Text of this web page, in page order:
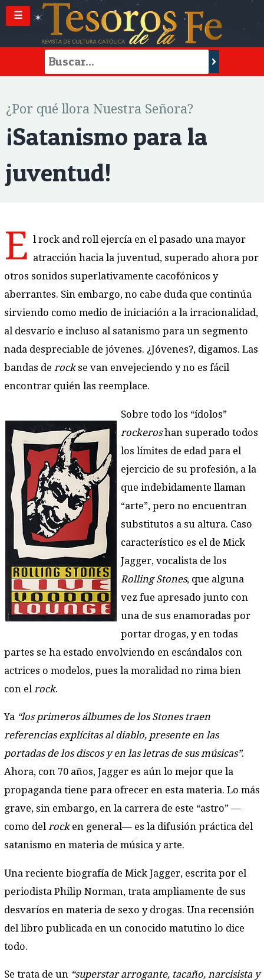
☰
¿Por qué llora Nuestra Señora?
¡Satanismo para la
juventud!
E l rock and roll ejercía en el pasado una mayor
atracción hacia la juventud, superado ahora por
otros sonidos superlativamente cacofónicos y
aberrantes. Sin embargo, no cabe duda que continúa
sirviendo como medio de iniciación a la irracionalidad,
al desvarío e incluso al satanismo para un segmento
nada despreciable de jóvenes. ¿Jóvenes?, digamos. Las
bandas de rockse van envejeciendo y no es fácil
encontrar quién las reemplace.
Sobre todo los “ídolos”
rockeroshan superado todos
los límites de edad para el
ejercicio de su profesión, a la
que indebidamente llaman
“arte”, pero no encuentran
substitutos a su altura. Caso
característico es el de Mick
Jagger, vocalista de los
Rolling Stones, que alguna
vez fue apresado junto con
una de sus enamoradas por
portar drogas, y en todas
partes se ha estado envolviendo en escándalos con
actrices o modelos, pues la moralidad no rima bien
con elrock.
Ya “los primeros álbumes de los Stones traen
referencias explícitas al diablo, presente en las
portadas de los discos y en las letras de sus músicas”.
Ahora, con 70 años, Jagger es aún lo mejor que la
propaganda tiene para ofrecer en esta materia. Lo más
grave, sin embargo, en la carrera de este “astro” —
como delrocken general— es la difusión práctica del
satanismo en materia de música y arte.
Una reciente biografía de Mick Jagger, escrita por el
periodista Philip Norman, trata ampliamente de sus
desvaríos en materia de sexo y drogas. Una recensión
del libro publicada en un conocido matutino lo dice
todo.
Se trata de un “superstar arrogante, tacaño, narcisista y